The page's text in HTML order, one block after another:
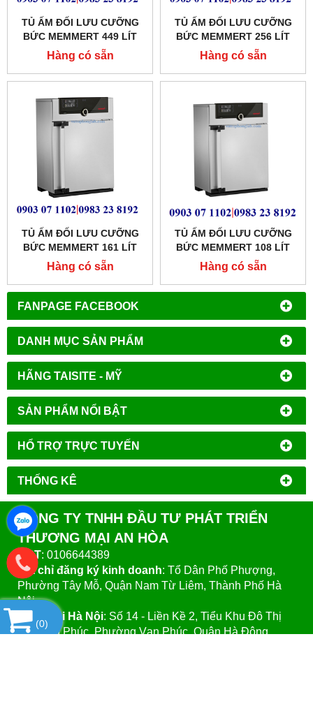
FANPAGE FACEBOOK
DANH MỤC SẢN PHẨM
HÃNG TAISITE - MỸ
SẢN PHẨM NỔI BẬT
HỔ TRỢ TRỰC TUYẾN
THỐNG KÊ
TỦ ẤM ĐỐI LƯU CƯỠNG
BỨC MEMMERT 449 LÍT
MODEL:IF450
Hàng có sẵn
TỦ ẤM ĐỐI LƯU CƯỠNG
BỨC MEMMERT 256 LÍT
MODEL: IF260
Hàng có sẵn
TỦ ẤM ĐỐI LƯU CƯỠNG
BỨC MEMMERT 161 LÍT
MODEL: IF160
Hàng có sẵn
TỦ ẤM ĐỐI LƯU CƯỠNG
BỨC MEMMERT 108 LÍT
MODEL: IF110
Hàng có sẵn
CÔNG TY TNHH ĐẦU TƯ PHÁT TRIỂN
THƯƠNG MẠI AN HÒA
MST: 0106644389
Địa chỉ đăng ký kinh doanh: Tổ Dân Phố Phượng,
Phường Tây Mỗ, Quận Nam Từ Liêm, Thành Phố Hà
Nội.
VPGD tại Hà Nội: Số 14 - Liền Kề 2, Tiểu Khu Đô Thị
Mới Vạn Phúc, Phường Vạn Phúc, Quận Hà Đông,
(0)